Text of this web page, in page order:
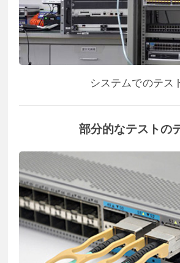
システムでのテス
部分的なテストの